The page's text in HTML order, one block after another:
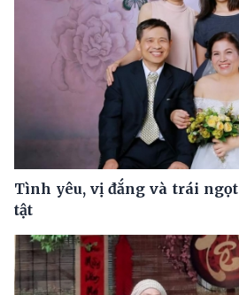
Tình yêu, vị đắng và trái
tật